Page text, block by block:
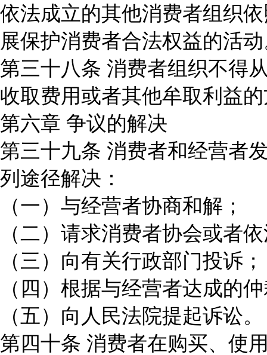
依法成立的其他消费者组织
展保护消费者合法权益的活
第三十八条 消费者组织不得
收取费用或者其他牟取利益
第六章 争议的解决
第三十九条 消费者和经营者
列途径解决：
（一）与经营者协商和解；
（二）请求消费者协会或者
（三）向有关行政部门投诉；
（四）根据与经营者达成的
（五）向人民法院提起诉讼。
第四十条 消费者在购买、使